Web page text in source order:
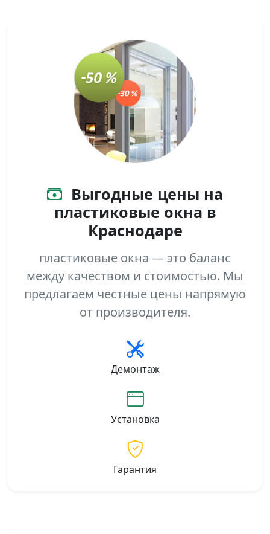
Выгодные цены на
пластиковые окна в
Краснодаре
пластиковые окна — это баланс
между качеством и стоимостью. Мы
предлагаем честные цены напрямую
от производителя.
Демонтаж
Установка
Гарантия